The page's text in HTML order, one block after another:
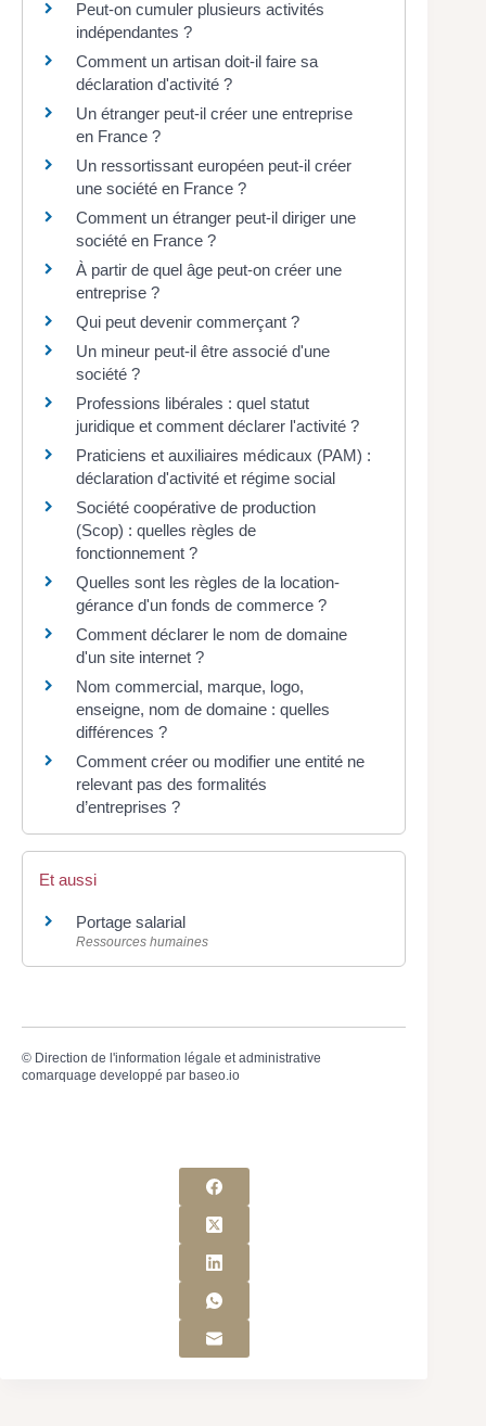
Peut-on cumuler plusieurs activités
indépendantes ?
Comment un artisan doit-il faire sa
déclaration d'activité ?
Un étranger peut-il créer une entreprise
en France ?
Un ressortissant européen peut-il créer
une société en France ?
Comment un étranger peut-il diriger une
société en France ?
À partir de quel âge peut-on créer une
entreprise ?
Qui peut devenir commerçant ?
Un mineur peut-il être associé d'une
société ?
Professions libérales : quel statut
juridique et comment déclarer l'activité ?
Praticiens et auxiliaires médicaux (PAM) :
déclaration d'activité et régime social
Société coopérative de production
(Scop) : quelles règles de
fonctionnement ?
Quelles sont les règles de la location-
gérance d'un fonds de commerce ?
Comment déclarer le nom de domaine
d'un site internet ?
Nom commercial, marque, logo,
enseigne, nom de domaine : quelles
différences ?
Comment créer ou modifier une entité ne
relevant pas des formalités
d’entreprises ?
Et aussi
Portage salarial
Ressources humaines
© Direction de l'information légale et administrative
comarquage developpé par baseo.io